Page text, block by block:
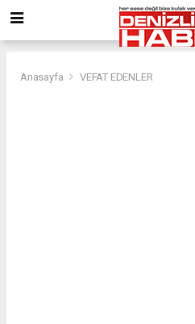
Anasayfa VEFAT EDENLER